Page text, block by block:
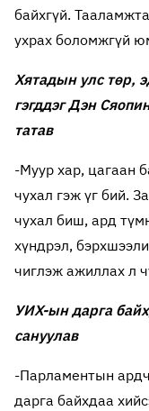
байхгүй.
ухрах боломжгүй
Хятадын улс төр,
гэгддэг Дэн
татав
-Муур хар, цагаан
чухал гэж үг бий.
чухал биш, ард
хүндрэл,
чиглэж ажиллах л
УИХ-ын дарга
сануулав
-Парламентын
дарга байхдаа